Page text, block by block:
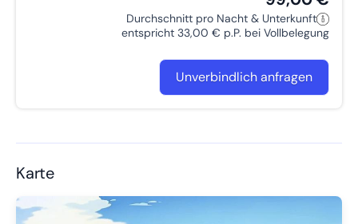
Durchschnitt pro Nacht & Unterkunft
entspricht 33,00 € p.P. bei Vollbelegung
Unverbindlich anfragen
Karte